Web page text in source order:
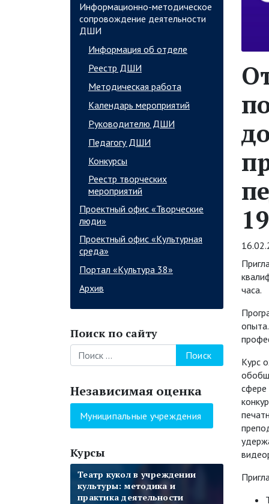
Информационно-методическое
сопровождение деятельности
ДШИ
Информация об отделе
Реестр ДШИ
Методическая работа
Календарь мероприятий
Руководителю ДШИ
Педагогу ДШИ
Конкурсы
Реестр творческих
мероприятий
Проектный офис «Творческие
люди»
Проектный офис «Культурная
среда»
Портал «Культура 38»
Архив
Поиск по сайту
Поиск
Независимая оценка
Муниципальные учреждения
Курсы
Цифровые навыки и
компетенции специалистов
учреждений культуры
Театр кукол в учреждении
культуры: методика и
практика деятельности
Формы работы учреждений
культуры со взрослой
аудиторией
Современные технологии
организации и проведения
мероприятий для детей и
Формы работы учреждений
культуры со взрослой
аудиторией
Этика общения и формы
работы специалистов
учреждений культуры с
часа.
Курс
сфере